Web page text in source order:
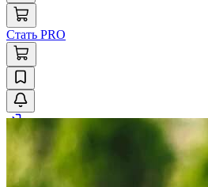
Стать PRO